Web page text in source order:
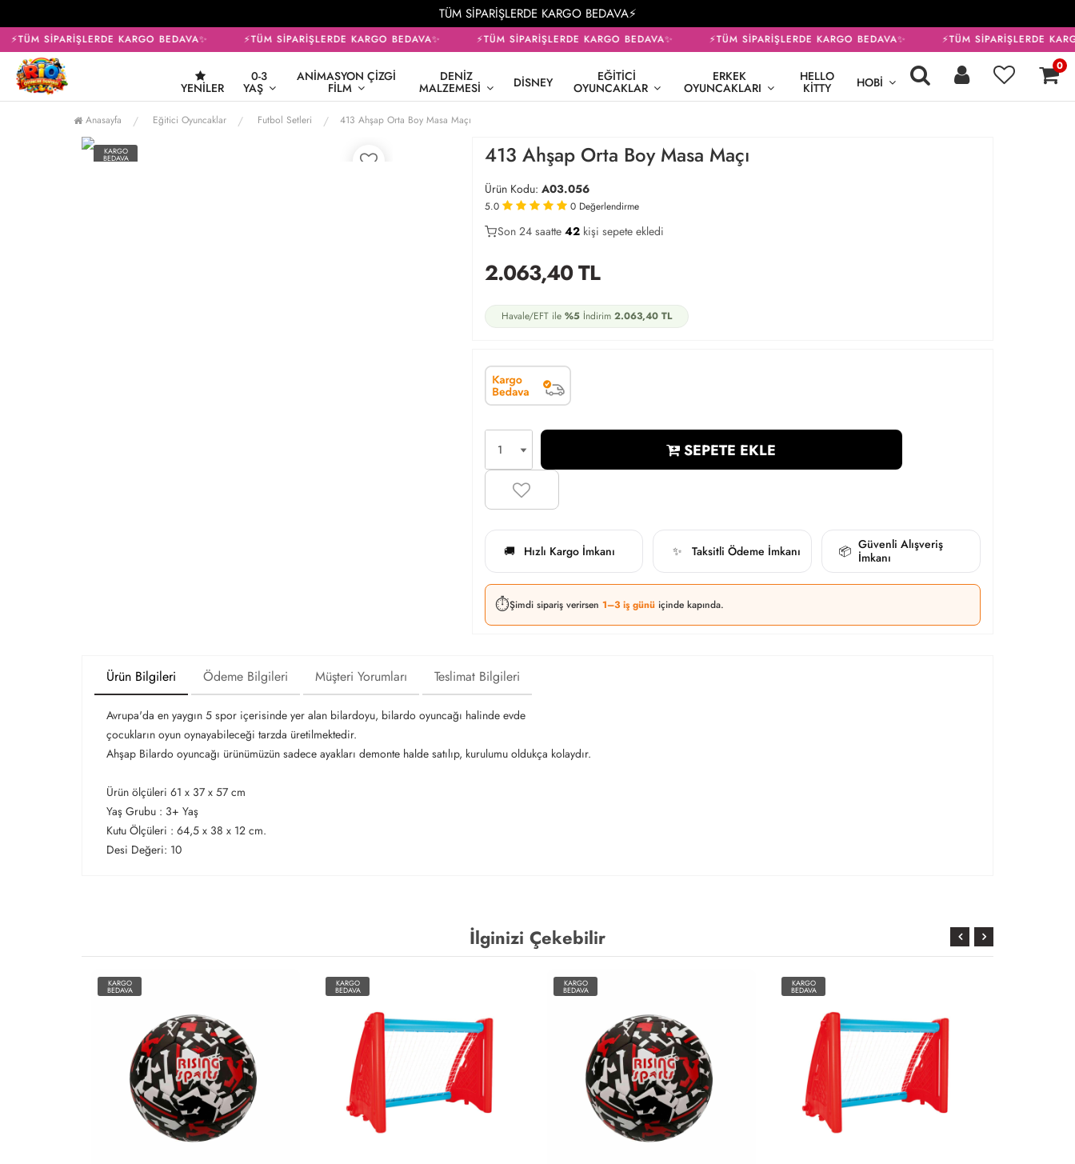
TÜM SİPARİŞLERDE KARGO BEDAVA⚡
⚡TÜM SİPARİŞLERDE KARGO BEDAVA✨ ⚡TÜM SİPARİŞLERDE KARGO BEDAVA✨ ⚡TÜM SİPARİŞLERDE KARGO BEDAVA✨ ⚡TÜM SİPARİŞLERDE KARGO BEDAVA✨ ⚡TÜM SİPARİŞLERDE
YENILER
0-3
YAŞ
ANIMASYON ÇIZGI
FILM
DENIZ
MALZEMESI DISNEY EĞITICI
OYUNCAKLAR
ERKEK
OYUNCAKLARI
HELLO
KITTY HOBI
0
Anasayfa Eğitici Oyuncaklar Futbol Setleri 413 Ahşap Orta Boy Masa Maçı
KARGO
BEDAVA 413 Ahşap Orta Boy Masa Maçı
Ürün Kodu: A03.056
5.0 0 Değerlendirme
24
Son 24 saatte 42kişi sepete ekledi
14
2.063,40TL
Havale/EFT ile %5İndirim 2.063,40TL
SEPETE EKLE
🚚 Hızlı Kargo İmkanı ✨ Taksitli Ödeme İmkanı 📦 Güvenli Alışveriş
İmkanı
⏱️Şimdi sipariş verirsen 1–3 iş günü içinde kapında.
Ürün Bilgileri Ödeme Bilgileri Müşteri Yorumları Teslimat Bilgileri
Avrupa'da en yaygın 5 spor içerisinde yer alan bilardoyu, bilardo oyuncağı halinde evde
çocukların oyun oynayabileceği tarzda üretilmektedir.
Ahşap Bilardo oyuncağı ürünümüzün sadece ayakları demonte halde satılıp, kurulumu oldukça kolaydır.
Ürün ölçüleri 61 x 37 x 57 cm
Yaş Grubu : 3+ Yaş
Kutu Ölçüleri : 64,5 x 38 x 12 cm.
Desi Değeri: 10
İlginizi Çekebilir
KARGO
BEDAVA
KARGO
BEDAVA
KARGO
BEDAVA
KARGO
BEDAVA